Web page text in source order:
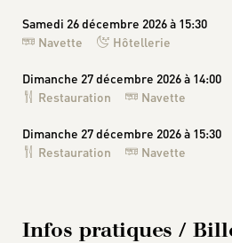
Samedi 26 décembre 2026 à 15:30
Navette
Hôtellerie
Dimanche 27 décembre 2026 à 14:00
Restauration
Navette
Dimanche 27 décembre 2026 à 15:30
Restauration
Navette
Infos pratiques /